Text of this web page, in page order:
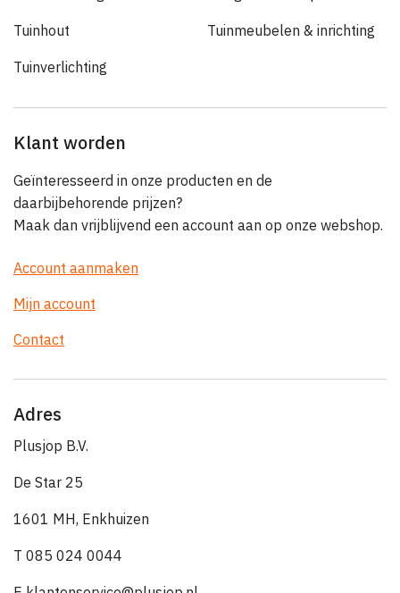
Tuinhout Tuinmeubelen & inrichting
Tuinverlichting
Klant worden
Geïnteresseerd in onze producten en de
daarbijbehorende prijzen?
Maak dan vrijblijvend een account aan op onze webshop.
Account aanmaken
Mijn account
Contact
Adres
Plusjop B.V.
De Star 25
1601 MH, Enkhuizen
T 085 024 0044